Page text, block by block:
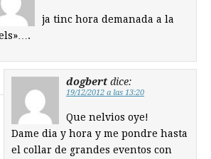
ja tinc hora demanada a la
dogbert dice:
19/12/2012 a las 13:20
Que nelvios oye!
Dame dia y hora y me pondre hasta
el collar de grandes eventos con